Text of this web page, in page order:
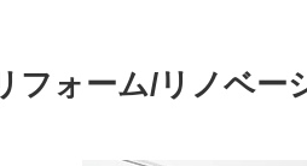
フォーム/リノベー